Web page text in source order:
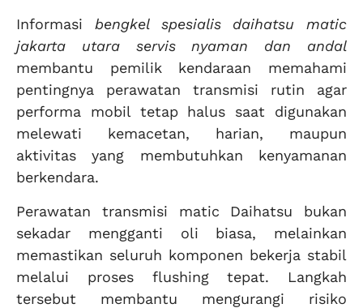
Informasi bengkel spesialis daihatsu matic
jakarta utara servis nyaman dan andal
membantu pemilik kendaraan memahami
pentingnya perawatan transmisi rutin agar
performa mobil tetap halus saat digunakan
melewati kemacetan, harian, maupun
aktivitas yang membutuhkan kenyamanan
berkendara.
Perawatan transmisi matic Daihatsu bukan
sekadar mengganti oli biasa, melainkan
memastikan seluruh komponen bekerja stabil
melalui proses flushing tepat. Langkah
tersebut membantu mengurangi risiko